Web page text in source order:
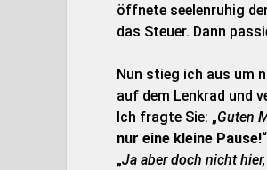
öffnete seelenruhig
das Steuer. Dann
Nun stieg ich aus um
auf dem Lenkrad und
Ich fragte Sie: „Guten
nur eine kleine Pause!“
„Ja aber doch nicht